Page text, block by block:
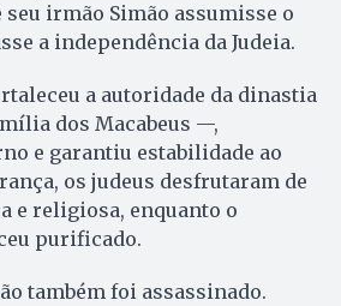
irmão Simão assumisse o
a independência da Judeia.
a autoridade da dinastia
dos Macabeus —,
e garantiu estabilidade ao
os judeus desfrutaram de
e religiosa, enquanto o
purificado.
também foi assassinado.